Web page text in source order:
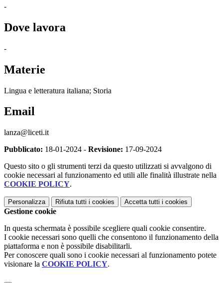
-
Dove lavora
-
Materie
Lingua e letteratura italiana; Storia
Email
lanza@liceti.it
Pubblicato: 18-01-2024 - Revisione: 17-09-2024
Questo sito o gli strumenti terzi da questo utilizzati si avvalgono di
cookie necessari al funzionamento ed utili alle finalità illustrate nella
COOKIE POLICY.
Personalizza Rifiuta tutti i cookies Accetta tutti i cookies
Gestione cookie
In questa schermata è possibile scegliere quali cookie consentire.
I cookie necessari sono quelli che consentono il funzionamento della
piattaforma e non è possibile disabilitarli.
Per conoscere quali sono i cookie necessari al funzionamento potete
visionare la COOKIE POLICY.